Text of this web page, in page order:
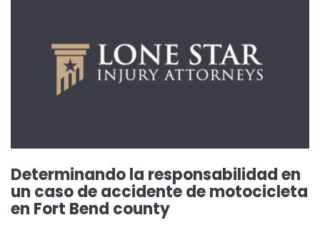
Determinando la responsabilidad en
un caso de accidente de motocicleta
en Fort Bend county